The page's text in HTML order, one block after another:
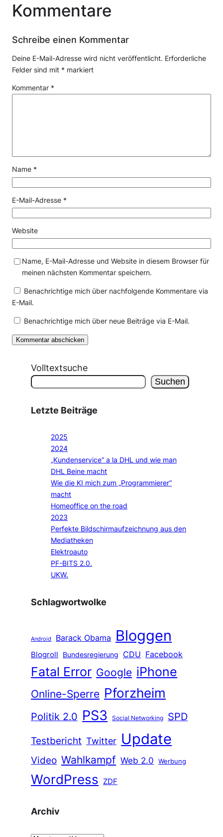
Kommentare
Schreibe einen Kommentar
Deine E-Mail-Adresse wird nicht veröffentlicht. Erforderliche
Felder sind mit * markiert
Kommentar *
Name *
E-Mail-Adresse *
Website
Name, E-Mail-Adresse und Website in diesem Browser für
meinen nächsten Kommentar speichern.
Benachrichtige mich über nachfolgende Kommentare via
E-Mail.
Benachrichtige mich über neue Beiträge via E-Mail.
Volltextsuche
Suchen
Letzte Beiträge
2025
2024
„Kundenservice“ a la DHL und wie man
DHL Beine macht
Wie die KI mich zum „Programmierer“
macht
Homeoffice on the road
2023
Perfekte Bildschirmaufzeichnung aus den
Mediatheken
Elektroauto
PF-BITS 2.0.
UKW.
Schlagwortwolke
Android Barack Obama Bloggen
Blogroll Bundesregierung CDU Facebook
Fatal Error Google iPhone
Online-Sperre Pforzheim
Politik 2.0 PS3 Social Networking
SPD
Testbericht Twitter Update
Video Wahlkampf Web 2.0 Werbung
WordPress ZDF
Archiv